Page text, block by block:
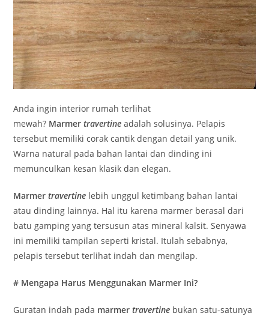
Anda ingin interior rumah terlihat
mewah? Marmertravertine adalah solusinya. Pelapis
tersebut memiliki corak cantik dengan detail yang unik.
Warna natural pada bahan lantai dan dinding ini
memunculkan kesan klasik dan elegan.
Marmertravertine lebih unggul ketimbang bahan lantai
atau dinding lainnya. Hal itu karena marmer berasal dari
batu gamping yang tersusun atas mineral kalsit. Senyawa
ini memiliki tampilan seperti kristal. Itulah sebabnya,
pelapis tersebut terlihat indah dan mengilap.
# Mengapa Harus Menggunakan Marmer Ini?
Guratan indah pada marmertravertine bukan satu-satunya